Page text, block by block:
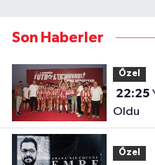
Son Haberler
Özel
22:25
Oldu
Özel